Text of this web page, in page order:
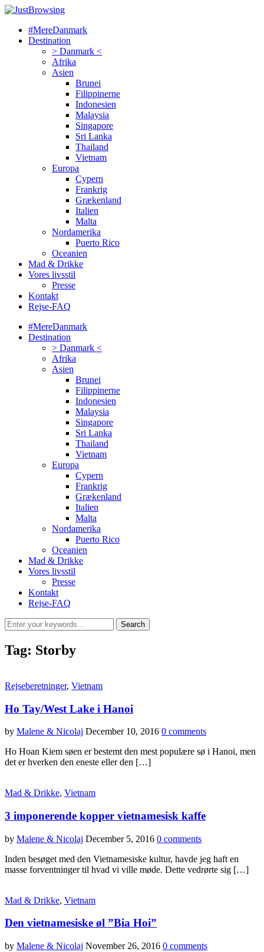
#MereDanmark
Destination
> Danmark <
Afrika
Asien
Brunei
Filippinerne
Indonesien
Malaysia
Singapore
Sri Lanka
Thailand
Vietnam
Europa
Cypern
Frankrig
Grækenland
Italien
Malta
Nordamerika
Puerto Rico
Oceanien
Mad & Drikke
Vores livsstil
Presse
Kontakt
Rejse-FAQ
#MereDanmark
Destination
> Danmark <
Afrika
Asien
Brunei
Filippinerne
Indonesien
Malaysia
Singapore
Sri Lanka
Thailand
Vietnam
Europa
Cypern
Frankrig
Grækenland
Italien
Malta
Nordamerika
Puerto Rico
Oceanien
Mad & Drikke
Vores livsstil
Presse
Kontakt
Rejse-FAQ
Tag: Storby
Rejseberetninger, Vietnam
Ho Tay/West Lake i Hanoi
by Malene & Nicolaj December 10, 2016 0 comments
Ho Hoan Kiem søen er bestemt den mest populære sø i Hanoi, men
det er hverken den eneste eller den […]
Mad & Drikke, Vietnam
3 imponerende kopper vietnamesisk kaffe
by Malene & Nicolaj December 5, 2016 0 comments
Inden besøget med den Vietnamesiske kultur, havde jeg haft en
masse forventninger til hvad vi ville møde. Dette vedrørte sig […]
Mad & Drikke, Vietnam
Den vietnamesiske øl ”Bia Hoi”
by Malene & Nicolaj November 26, 2016 0 comments